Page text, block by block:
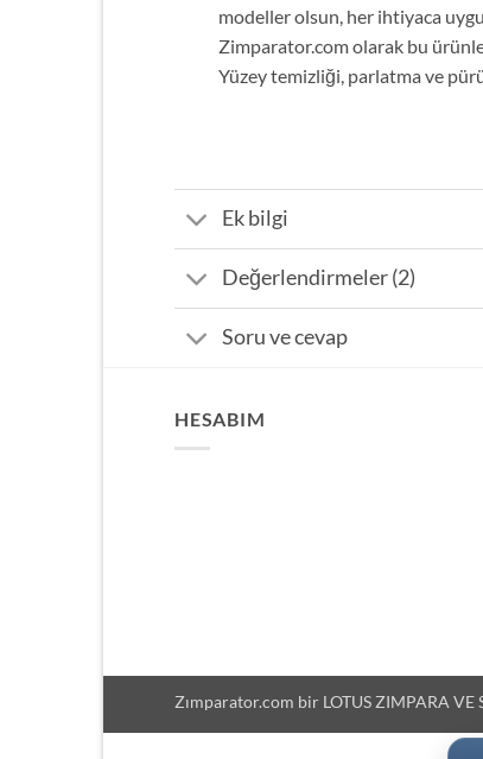
modeller olsun, her ihtiyaca
Zimparator.com olarak bu
Yüzey temizliği, parlatma ve
Ek bilgi
Değerlendirmeler (2)
Soru ve cevap
HESABIM
Zımparator.com bir LOTUS ZIMPARA